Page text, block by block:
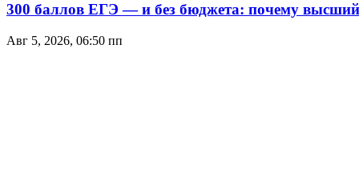
300 баллов ЕГЭ — и без бюджета: почему высший
Авг 5, 2026, 06:50 пп